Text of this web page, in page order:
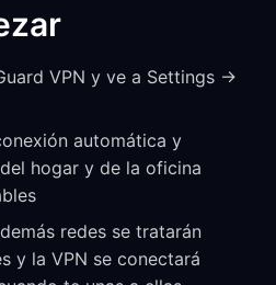
VPN y ve a Settings →
automática y
hogar y de la oficina
redes se tratarán
y la VPN se conectará